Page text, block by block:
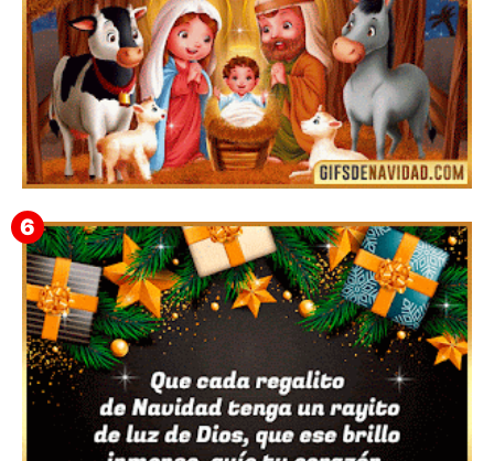
Feliz Navidad y próspero Año Nuevo Bianca